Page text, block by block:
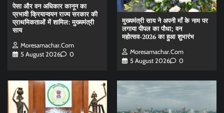
पेसा और वन अधिकार कानून का
प्रभावी क्रियान्वयन राज्य सरकार की
प्राथमिकताओं में शामिल: मुख्यमंत्री
साय
Moresamachar.com
5 August 2026
0
मुख्यमंत्री साय ने अपनी माँ के नाम पर
लगाया पीपल का पौधा; वन
महोत्सव-2026 का हुआ शुभारंभ
Moresamachar.com
5 August 2026
0